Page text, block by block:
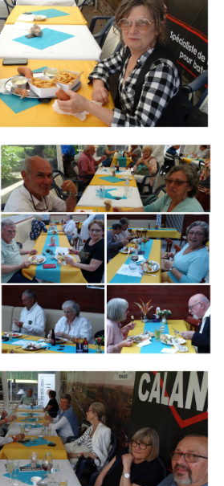
Branding
ARMCHAIR